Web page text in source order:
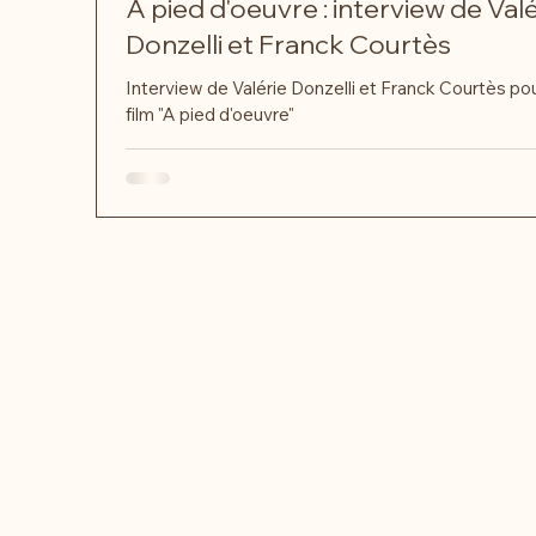
A pied d'oeuvre : interview de
Donzelli et Franck Courtès
Interview de Valérie Donzelli et Franck Courtès
film "A pied d'oeuvre"